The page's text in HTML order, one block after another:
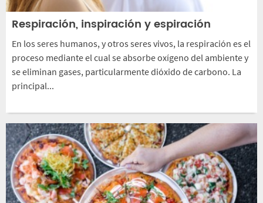
Respiración, inspiración y espiración
En los seres humanos, y otros seres vivos, la respiración es el
proceso mediante el cual se absorbe oxígeno del ambiente y
se eliminan gases, particularmente dióxido de carbono. La
principal...